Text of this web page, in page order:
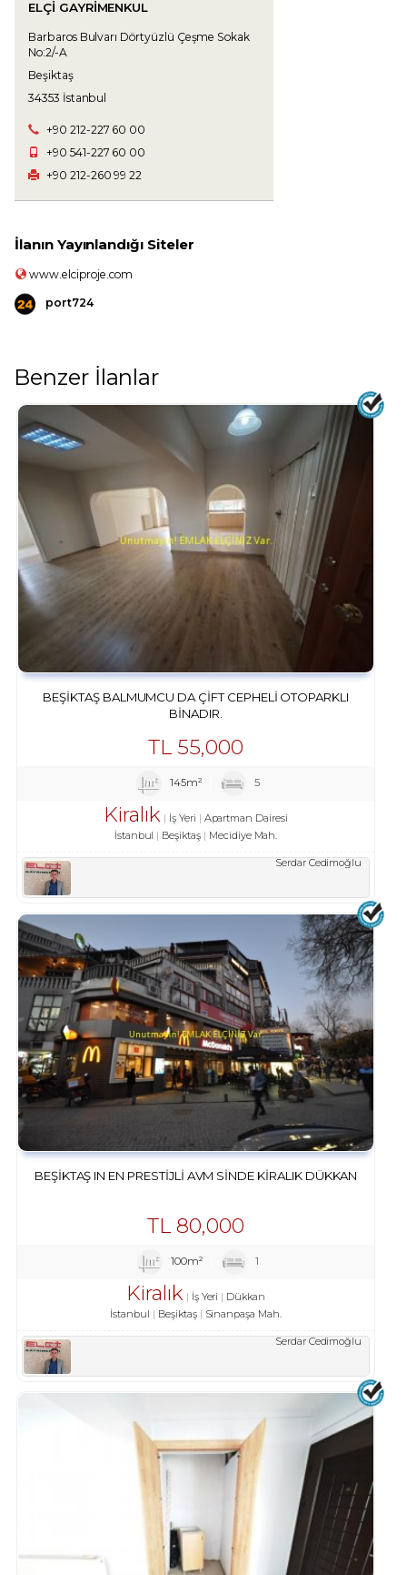
ELÇİ GAYRİMENKUL
Barbaros Bulvarı Dörtyüzlü Çeşme Sokak
No:2/-A
Beşiktaş
34353 İstanbul
+90 212-227 60 00
+90 541-227 60 00
+90 212-260 99 22
İlanın Yayınlandığı Siteler
www.elciproje.com
port724
Benzer İlanlar
BEŞIKTAŞ BALMUMCU DA ÇIFT CEPHELI OTOPARKLI
BINADIR.
TL 55,000
145m² 5
Kiralık İş Yeri
Apartman Dairesi
İstanbul
Beşiktaş Mecidiye Mah.
Serdar Cedimoğlu
BEŞIKTAŞ IN EN PRESTIJLI AVM SINDE KIRALIK DÜKKAN
TL 80,000
100m² 1
Kiralık İş Yeri
Dükkan
İstanbul
Beşiktaş Sinanpaşa Mah.
Serdar Cedimoğlu